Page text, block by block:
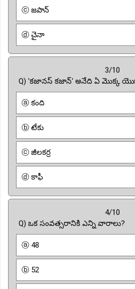
ⓒ జపాన్
ⓓ చైనా
3/10
Q) 'కజానస్ కజాన్' అనేది ఏ మొక్క
ⓐ కంది
ⓑ టేకు
ⓒ జీలకర్ర
ⓓ కాఫీ
4/10
Q) ఒక సంవత్సరానికి ఎన్ని వారాలు?
ⓐ 48
ⓑ 52